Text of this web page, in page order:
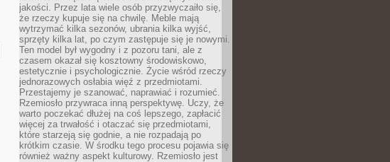
jakości. Przez lata wiele osób przyzwyczaiło się,
że rzeczy kupuje się na chwilę. Meble mają
wytrzymać kilka sezonów, ubrania kilka wyjść,
sprzęty kilka lat, po czym zastępuje się je nowymi.
Ten model był wygodny i z pozoru tani, ale z
czasem okazał się kosztowny środowiskowo,
estetycznie i psychologicznie. Życie wśród rzeczy
jednorazowych osłabia więź z przedmiotami.
Przestajemy je szanować, naprawiać i rozumieć.
Rzemiosło przywraca inną perspektywę. Uczy, że
warto poczekać dłużej na coś lepszego, zapłacić
więcej za trwałość i otaczać się przedmiotami,
które starzeją się godnie, a nie rozpadają po
krótkim czasie. W środku tego procesu pojawia się
również ważny aspekt kulturowy. Rzemiosło jest